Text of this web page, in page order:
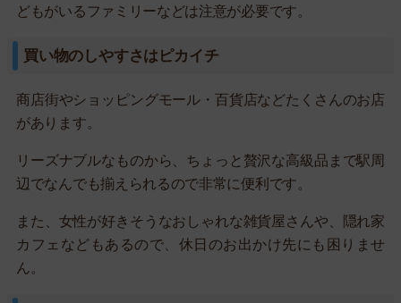
どもがいるファミリーなどは注意が必要です。
買い物のしやすさはピカイチ
商店街やショッピングモール・百貨店などたくさんのお店
があります。
リーズナブルなものから、ちょっと贅沢な高級品まで駅周
辺でなんでも揃えられるので非常に便利です。
また、女性が好きそうなおしゃれな雑貨屋さんや、隠れ家
カフェなどもあるので、休日のお出かけ先にも困りませ
ん。